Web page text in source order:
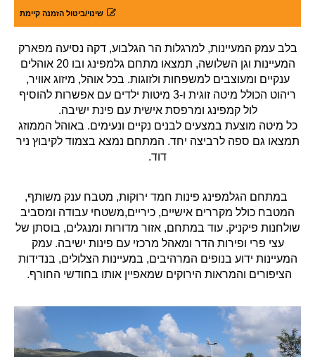
שינוי/ביטול הזמנה קיימת
בלב עמק המעיינות, למרגלות הר הגלבוע, דקה נסיעה מפארק
המעיינות וגן השלושה, תמצאו מתחם גלמפינג ובו 20 אוהלים
ענקיים ומעוצבים למשפחות ולזוגות. בכל אוהל, מיזוג אוויר,
ריהוט הכולל מיטה זוגית ו-3 מיטות ילדים עם אפשרות להוסיף
לול קמפינג ומרפסת אישית עם פינת ישיבה.
כל מיטה מוצעת במצעים לבנים נקיים ונעימים. באוהל הממוזג
תמצאו גם ספה לרביצה יחד. המתחם נמצא בצמוד לקיבוץ ניר
דוד.
במתחם הגלמפינג פינות חמד ירוקות, מטבח ענק משותף,
המטבח כולל מקררים אישיים, כיריים,משטחי עבודה ומסביב
שולחנות פיקניק. עוד במתחם, אזור מדורות ומנגלים, בוסתן של
עצי פרי ופירות הדר ומאהל מרכזי עם פינות ישיבה. עמק
המעיינות ידוע בנופים המרהיבים, במעיינות הצלולים, בנדידות
הציפורים והמראות הירוקים שמאפיין אותו בחודשי החורף.